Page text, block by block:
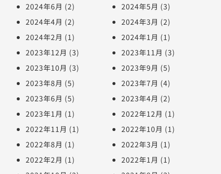
2024年6月 (2) 2024年5月 (3)
2024年4月 (2) 2024年3月 (2)
2024年2月 (1) 2024年1月 (1)
2023年12月 (3) 2023年11月 (3)
2023年10月 (3) 2023年9月 (5)
2023年8月 (5) 2023年7月 (4)
2023年6月 (5) 2023年4月 (2)
2023年1月 (1) 2022年12月 (1)
2022年11月 (1) 2022年10月 (1)
2022年8月 (1) 2022年3月 (1)
2022年2月 (1) 2022年1月 (1)